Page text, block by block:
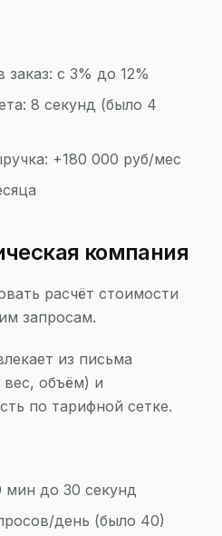
заказ: с 3% до 12%
8 секунд (было 4
+180 000 руб/мес
компания
расчёт стоимости
запросам.
из письма
объём) и
по тарифной сетке.
мин до 30 секунд
день (было 40)